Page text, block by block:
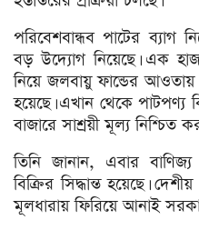
পরিবেশবান্ধব পাটের ব্যাগ
বড় উদ্যোগ নিয়েছে। এক
নিয়ে জলবায়ু ফান্ডের
হয়েছে। এখান থেকে পাটপণ্য
বাজারে সাশ্রয়ী মূল্য নিশ্চিত
তিনি জানান, এবার
বিক্রির সিদ্ধান্ত হয়েছে।
মূলধারায় ফিরিয়ে আনাই